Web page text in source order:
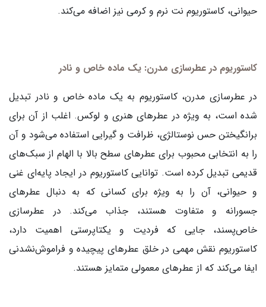
حیوانی، کاستوریوم نت نرم و کرمی نیز اضافه می‌کند.
کاستوریوم در عطرسازی مدرن: یک ماده خاص و نادر
در عطرسازی مدرن، کاستوریوم به یک ماده خاص و نادر تبدیل
شده است، به ویژه در عطرهای هنری و لوکس. اغلب از آن برای
برانگیختن حس نوستالژی، ظرافت و گیرایی استفاده می‌شود و آن
را به انتخابی محبوب برای عطرهای سطح بالا با الهام از سبک‌های
قدیمی تبدیل کرده است. توانایی کاستوریوم در ایجاد پایه‌ای غنی
و حیوانی، آن را به ویژه برای کسانی که به دنبال عطرهای
جسورانه و متفاوت هستند، جذاب می‌کند. در عطرسازی
خاص‌پسند، جایی که فردیت و یکتاپرستی اهمیت دارد،
کاستوریوم نقش مهمی در خلق عطرهای پیچیده و فراموش‌نشدنی
ایفا می‌کند که از عطرهای معمولی متمایز هستند.